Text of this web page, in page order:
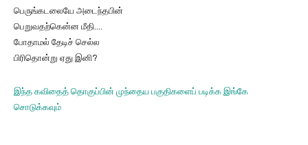
பெருங்கடலையே அடைந்தபின்
பெறுவதற்கென்ன மீதி….
போதாமல் தேடிச் செல்ல
பிரிதொன்று ஏது இனி?
இந்த கவிதைத் தொகுப்பின் முந்தைய பகுதிகளைப் படிக்க இங்கே
சொடுக்கவும்